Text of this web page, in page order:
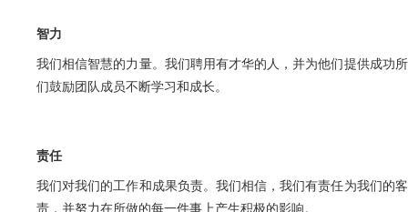
智力
我们相信智慧的力量。我们聘用有才华的人，并为他们提供成功
们鼓励团队成员不断学习和成长。
责任
我们对我们的工作和成果负责。我们相信，我们有责任为我们的
责，并努力在所做的每一件事上产生积极的影响。